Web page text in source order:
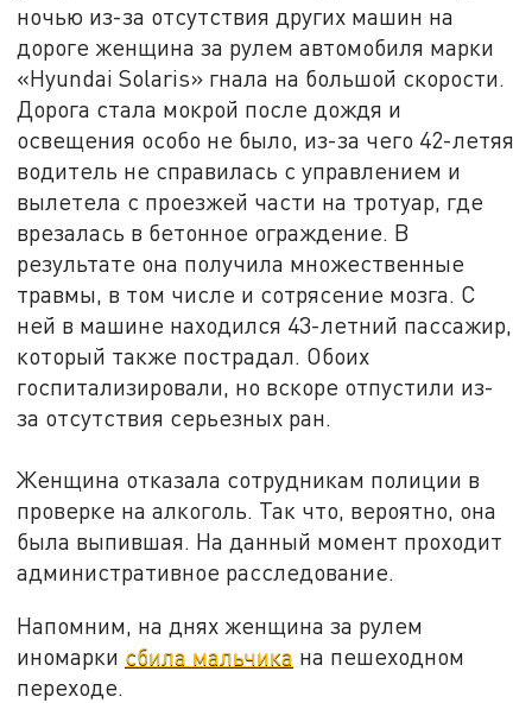
ночью из-за отсутствия других машин на
дороге женщина за рулем автомобиля марки
«Hyundai Solaris» гнала на большой скорости.
Дорога стала мокрой после дождя и
освещения особо не было, из-за чего 42-летяя
водитель не справилась с управлением и
вылетела с проезжей части на тротуар, где
врезалась в бетонное ограждение. В
результате она получила множественные
травмы, в том числе и сотрясение мозга. С
ней в машине находился 43-летний пассажир,
который также пострадал. Обоих
госпитализировали, но вскоре отпустили из-
за отсутствия серьезных ран.
Женщина отказала сотрудникам полиции в
проверке на алкоголь. Так что, вероятно, она
была выпившая. На данный момент проходит
административное расследование.
Напомним, на днях женщина за рулем
иномарки сбила мальчика на пешеходном
переходе.